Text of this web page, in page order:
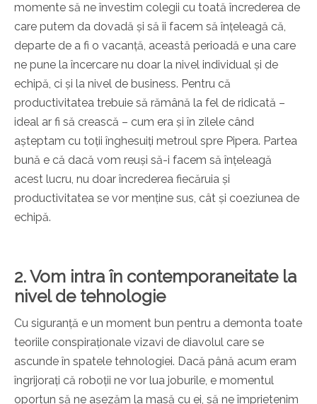
momente să ne învestim colegii cu toată încrederea de
care putem da dovadă și să îi facem să înțeleagă că,
departe de a fi o vacanță, această perioadă e una care
ne pune la încercare nu doar la nivel individual și de
echipă, ci și la nivel de business. Pentru că
productivitatea trebuie să rămână la fel de ridicată –
ideal ar fi să crească – cum era și în zilele când
așteptam cu toții înghesuiți metroul spre Pipera. Partea
bună e că dacă vom reuși să-i facem să înțeleagă
acest lucru, nu doar încrederea fiecăruia și
productivitatea se vor menține sus, cât și coeziunea de
echipă.
2. Vom intra în contemporaneitate la
nivel de tehnologie
Cu siguranță e un moment bun pentru a demonta toate
teoriile conspiraționale vizavi de diavolul care se
ascunde în spatele tehnologiei. Dacă până acum eram
îngrijorați că roboții ne vor lua joburile, e momentul
oportun să ne așezăm la masă cu ei, să ne împrietenim